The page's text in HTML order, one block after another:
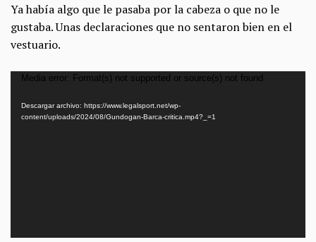
Ya había algo que le pasaba por la cabeza o que no le
gustaba. Unas declaraciones que no sentaron bien en el
vestuario.
Reproductor
vídeo
Media error: Format(s) not supported or source(s) not found
Descargar archivo: https://www.legalsport.net/wp-
content/uploads/2024/08/Gundogan-Barca-critica.mp4?_=1